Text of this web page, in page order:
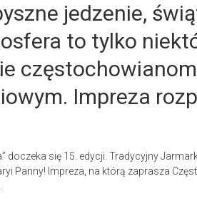
jedzenie,
to tylko
Impreza
doczeka się 15. edycji. Tradycyjny
Panny! Impreza, na którą zaprasza